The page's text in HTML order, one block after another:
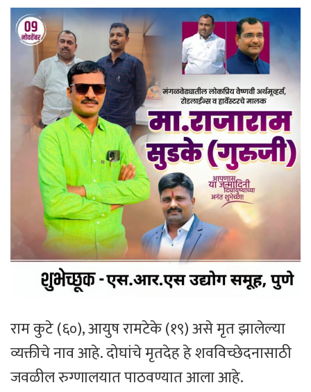
राम कुटे (६०), आयुष रामटेके (१९) असे मृत झालेल्या
व्यक्तीचे नाव आहे. दोघांचे मृतदेह हे शवविच्छेदनासाठी
जवळील रुग्णालयात पाठवण्यात आला आहे.